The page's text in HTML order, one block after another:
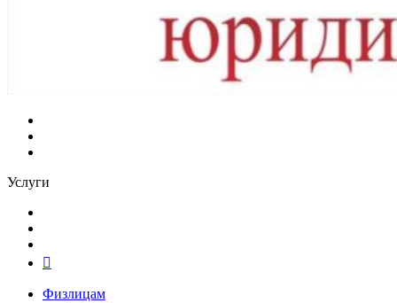
Услуги
Физлицам